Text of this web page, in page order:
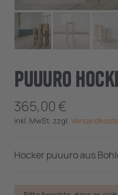
puuuro
365,00€
inkl. MwSt. zzgl.
Hocker puuuro aus